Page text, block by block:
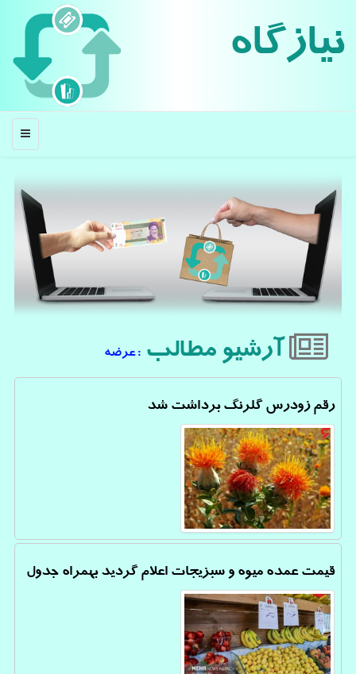
نیازگاه
منو
آرشیو مطالب : عرضه
رقم زودرس گلرنگ برداشت شد
قیمت عمده میوه و سبزیجات اعلام گردید بهمراه جدول